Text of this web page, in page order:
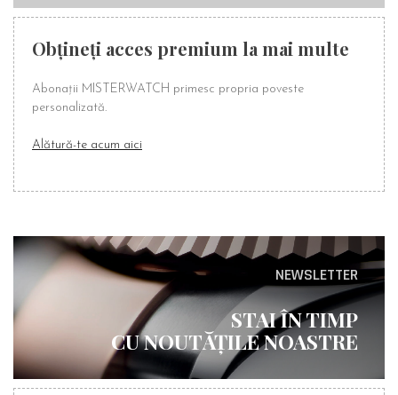
Obțineți acces premium la mai multe
Abonații MISTERWATCH primesc propria poveste
personalizată.
Alătură-te acum aici
NEWSLETTER
STAI ÎN TIMP
CU NOUTĂȚILE NOASTRE